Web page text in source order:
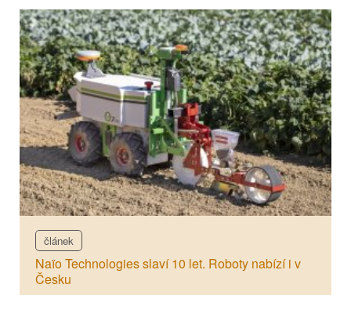
článek
Naïo Technologies slaví 10 let. Roboty nabízí i v
Česku